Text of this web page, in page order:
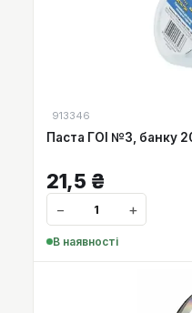
913346
Паста ГОІ №3, банку
21,5 ₴
− +
В наявності